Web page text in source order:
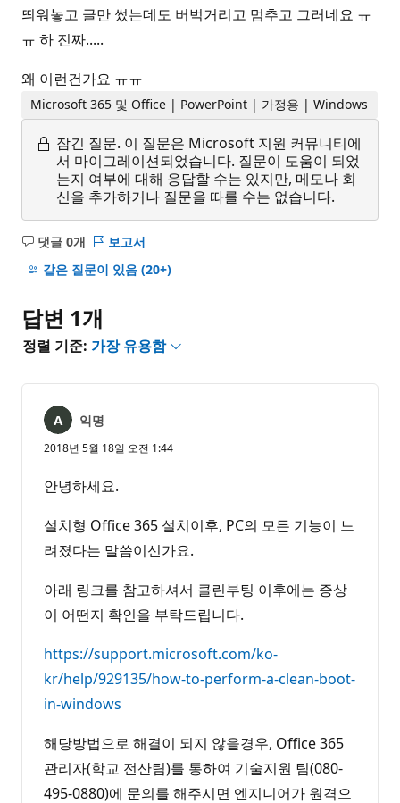
띄워놓고 글만 썼는데도 버벅거리고 멈추고 그러네요 ㅠ
ㅠ 하 진짜.....
왜 이런건가요 ㅠㅠ
Microsoft 365 및 Office | PowerPoint | 가정용 | Windows
잠긴 질문. 이 질문은 Microsoft 지원 커뮤니티에
서 마이그레이션되었습니다. 질문이 도움이 되었
는지 여부에 대해 응답할 수는 있지만, 메모나 회
신을 추가하거나 질문을 따를 수는 없습니다.
댓글 0개
설
명
음
보고서
같은 질문이 있음 (20+)
답변 1개
정렬 기준: 가장 유용함
익명
2018년 5월 18일 오전 1:44
안녕하세요.
설치형 Office 365 설치이후, PC의 모든 기능이 느
려졌다는 말씀이신가요.
아래 링크를 참고하셔서 클린부팅 이후에는 증상
이 어떤지 확인을 부탁드립니다.
https://support.microsoft.com/ko-
kr/help/929135/how-to-perform-a-clean-boot-
in-windows
해당방법으로 해결이 되지 않을경우, Office 365
관리자(학교 전산팀)를 통하여 기술지원 팀(080-
495-0880)에 문의를 해주시면 엔지니어가 원격으